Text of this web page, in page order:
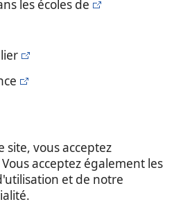
les écoles de
site, vous acceptez
acceptez également les
et de notre